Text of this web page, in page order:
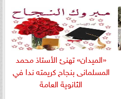
«الميدان» تهنئ الأستاذ محمد
المسلمانى بنجاح كريمته ندا في
الثانوية العامة